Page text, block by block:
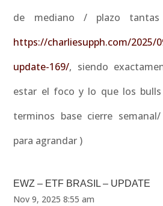
de mediano / plazo tantas
https://charliesupph.com/2025/
update-169/, siendo
estar el foco y lo que los
terminos base cierre
para agrandar )
EWZ – ETF BRASIL – UPDATE
Nov 9, 2025 8:55 am